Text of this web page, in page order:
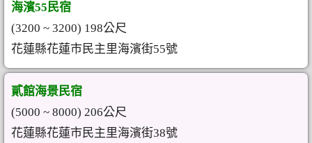
海濱55民宿
(3200 ~ 3200) 198公尺
花蓮縣花蓮市民主里海濱街55號
貳館海景民宿
(5000 ~ 8000) 206公尺
花蓮縣花蓮市民主里海濱街38號